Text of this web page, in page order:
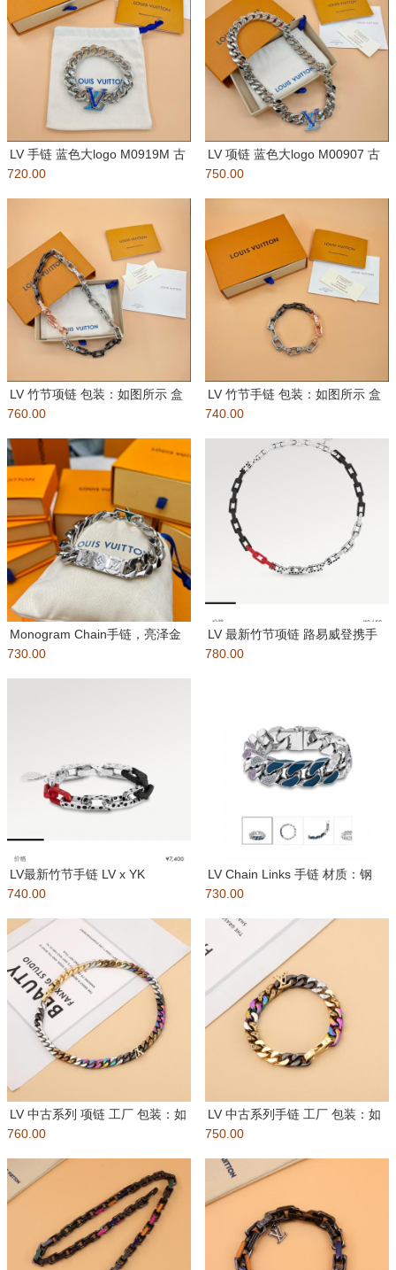
LV 手链 蓝色大logo M0919M 古
巴手链 配送如
720.00
LV 项链 蓝色大logo M00907 古
巴项链 配送
750.00
LV 竹节项链 包装：如图所示 盒
子、布袋 本款 Mon
760.00
LV 竹节手链 包装：如图所示 盒
子、布袋 Monogr
740.00
Monogram Chain手链，亮泽金
属件镂刻Monogr
730.00
LV 最新竹节项链 路易威登携手
日本艺术家草间弥生，再次推
780.00
LV最新竹节手链 LV x YK
Monogram Cha
740.00
LV Chain Links 手链 材质：钢
此款 L
730.00
LV 中古系列 项链 工厂 包装：如
图所示 盒子、布袋、礼
760.00
LV 中古系列手链 工厂 包装：如
图所示 盒子、布袋、礼品
750.00